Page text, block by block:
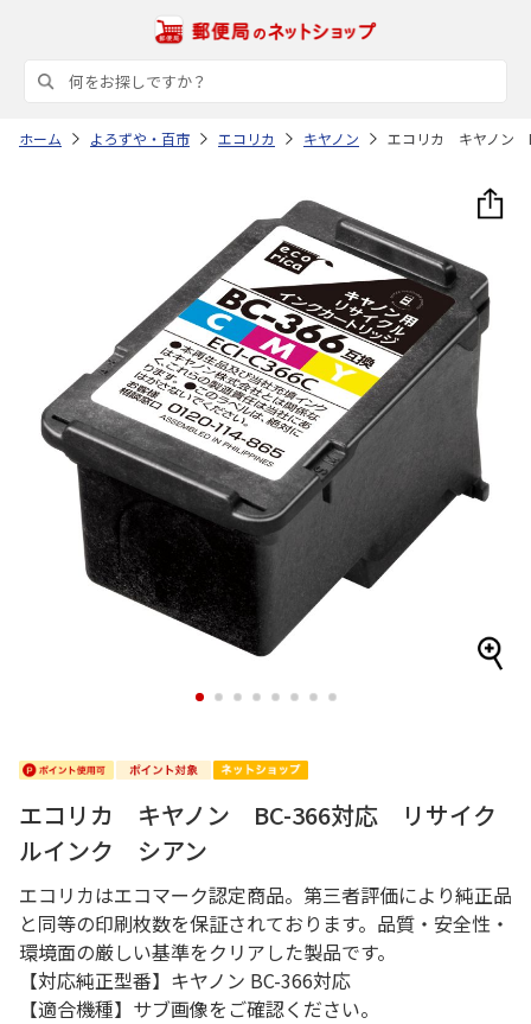
ホーム よろずや・百市 エコリカ キヤノン エコリカ キヤノン
1 2 3 4 5 6 7 8
エコリカ キヤノン BC-366対応 リサイク
ルインク シアン
エコリカはエコマーク認定商品。第三者評価により純正品
と同等の印刷枚数を保証されております。品質・安全性・
環境面の厳しい基準をクリアした製品です。
【対応純正型番】キヤノン BC-366対応
【適合機種】サブ画像をご確認ください。